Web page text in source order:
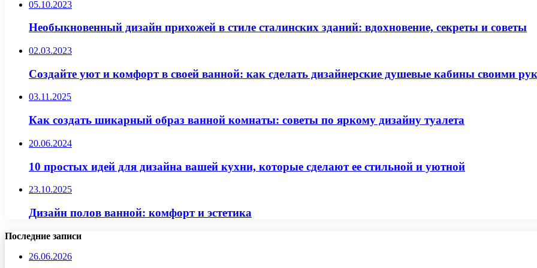
05.10.2023
Необыкновенный дизайн прихожей в стиле сталинских зданий: вдохновение, секреты и советы
02.03.2023
Создайте уют и комфорт в своей ванной: как сделать дизайнерские душевые кабины своими
03.11.2025
Как создать шикарный образ ванной комнаты: советы по яркому дизайну туалета
20.06.2024
10 простых идей для дизайна вашей кухни, которые сделают ее стильной и уютной
23.10.2025
Дизайн полов ванной: комфорт и эстетика
Последние записи
26.06.2026